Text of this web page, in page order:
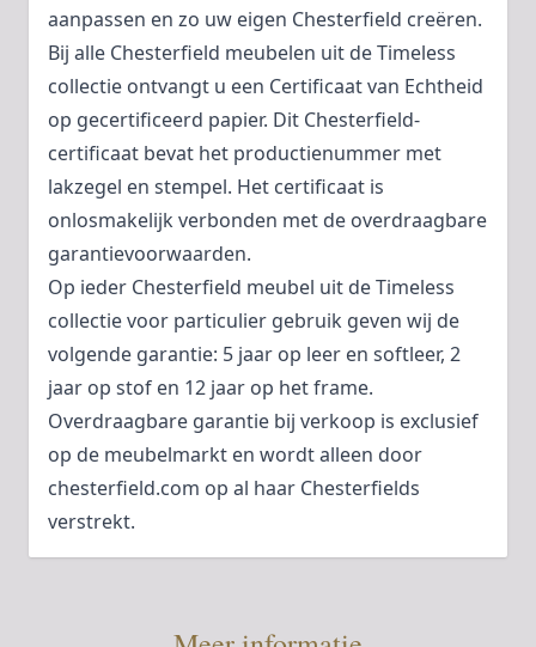
aanpassen en zo uw eigen Chesterfield creëren.
Bij alle Chesterfield meubelen uit de Timeless
collectie ontvangt u een Certificaat van Echtheid
op gecertificeerd papier. Dit Chesterfield-
certificaat bevat het productienummer met
lakzegel en stempel. Het certificaat is
onlosmakelijk verbonden met de overdraagbare
garantievoorwaarden.
Op ieder Chesterfield meubel uit de Timeless
collectie voor particulier gebruik geven wij de
volgende garantie: 5 jaar op leer en softleer, 2
jaar op stof en 12 jaar op het frame.
Overdraagbare garantie bij verkoop is exclusief
op de meubelmarkt en wordt alleen door
chesterfield.com op al haar Chesterfields
verstrekt.